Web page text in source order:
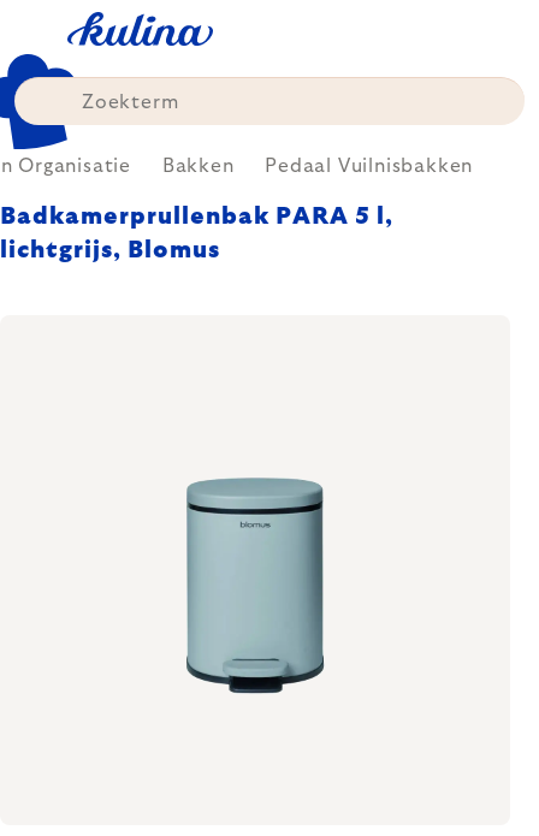
content
Organisatie Bakken Pedaal Vuilnisbakken
Badkamerprullenbak PARA 5 l,
lichtgrijs, Blomus